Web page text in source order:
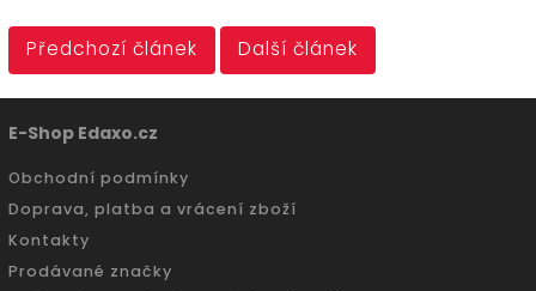
Předchozí článek Další článek
E-Shop Edaxo.cz
Obchodní podmínky
Doprava, platba a vrácení zboží
Kontakty
Prodávané značky